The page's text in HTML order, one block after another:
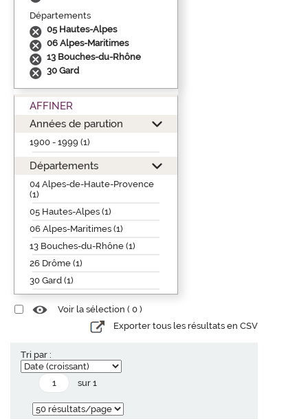
Départements
05 Hautes-Alpes
06 Alpes-Maritimes
13 Bouches-du-Rhône
30 Gard
AFFINER
Années de parution
1900 - 1999 (1)
Départements
04 Alpes-de-Haute-Provence
(1)
05 Hautes-Alpes (1)
06 Alpes-Maritimes (1)
13 Bouches-du-Rhône (1)
26 Drôme (1)
30 Gard (1)
Voir la sélection ( 0 )
Exporter tous les résultats en CSV
Tri par :
sur 1